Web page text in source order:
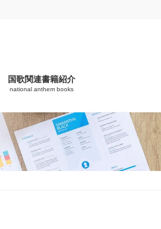
国歌関連書籍紹介
national anthem books